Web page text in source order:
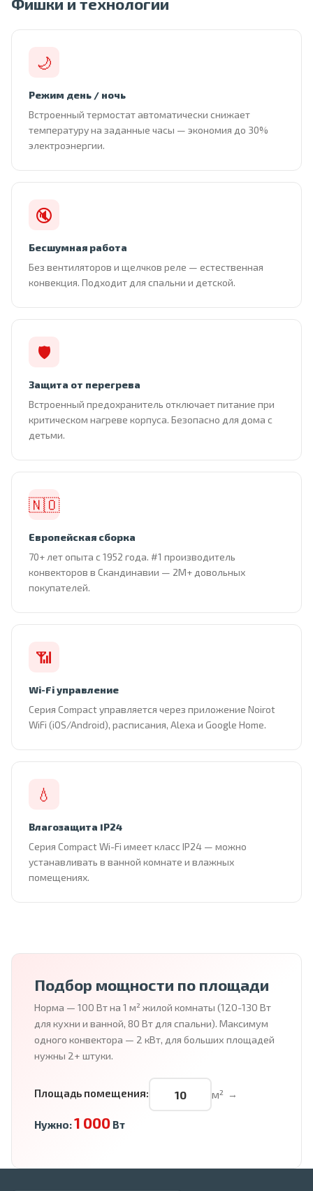
Фишки и технологии
🌙
Режим день / ночь
Встроенный термостат автоматически снижает
температуру на заданные часы — экономия до 30%
электроэнергии.
🔇
Бесшумная работа
Без вентиляторов и щелчков реле — естественная
конвекция. Подходит для спальни и детской.
🛡
Защита от перегрева
Встроенный предохранитель отключает питание при
критическом нагреве корпуса. Безопасно для дома с
детьми.
🇳🇴
Европейская сборка
70+ лет опыта с 1952 года. #1 производитель
конвекторов в Скандинавии — 2М+ довольных
покупателей.
📶
Wi-Fi управление
Серия Compact управляется через приложение Noirot
WiFi (iOS/Android), расписания, Alexa и Google Home.
💧
Влагозащита IP24
Серия Compact Wi-Fi имеет класс IP24 — можно
устанавливать в ванной комнате и влажных
помещениях.
Подбор мощности по площади
Норма — 100 Вт на 1 м² жилой комнаты (120-130 Вт
для кухни и ванной, 80 Вт для спальни). Максимум
одного конвектора — 2 кВт, для больших площадей
нужны 2+ штуки.
Площадь помещения: м² →
Нужно:1 000Вт